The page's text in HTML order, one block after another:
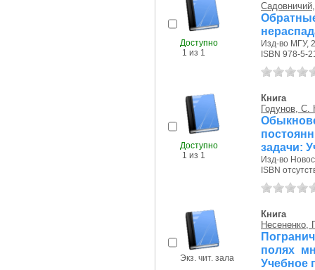
Доступно
1 из 1
Изд-во МГУ,
ISBN 978-5-
Доступно
1 из 1
Книга
Годунов, С.
задачи:
Изд-во
ISBN
Экз. чит. зала
Книга
Несененко,
полях
Учебное